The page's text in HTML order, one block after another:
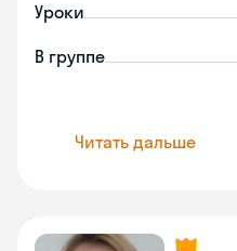
Уроки
В группе
Читать дальше